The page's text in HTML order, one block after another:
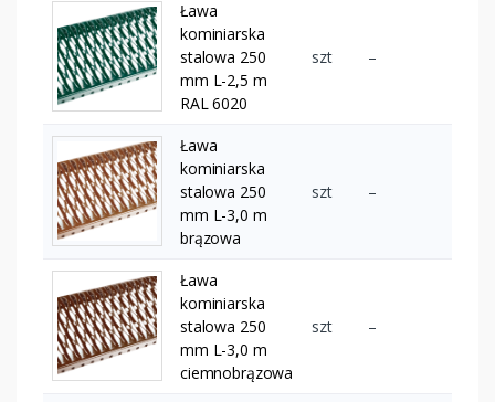
Ława
kominiarska
stalowa 250
mm L-2,5 m
RAL 6020
szt –
Ława
kominiarska
stalowa 250
mm L-3,0 m
brązowa
szt –
Ława
kominiarska
stalowa 250
mm L-3,0 m
ciemnobrązowa
szt –